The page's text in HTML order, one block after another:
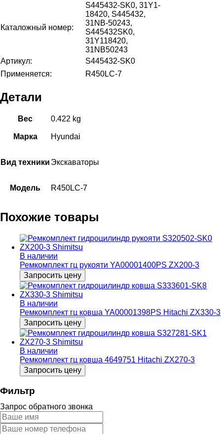
Каталожный номер:
S445432-SK0, 31Y1-
18420, S445432,
31NB-50243,
S445432SK0,
31Y118420,
31NB50243
Артикул:
S445432-SK0
Применяется:
R450LC-7
Детали
Вес 0.422 kg
Марка Hyundai
Вид техники Экскаваторы
Модель R450LC-7
Похожие товары
В наличии
Ремкомплект гц рукояти YA00001400PS ZX200-3
Запросить цену
В наличии
Ремкомплект гц ковша YA00001398PS Hitachi ZX330-3
Запросить цену
В наличии
Ремкомплект гц ковша 4649751 Hitachi ZX270-3
Запросить цену
Фильтр
Запрос обратного звонка